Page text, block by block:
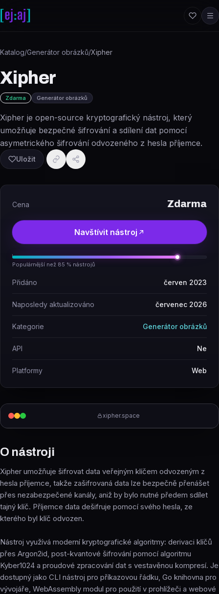
Katalog/Generátor obrázků/Xipher
Xipher
Zdarma Generátor obrázků
Xipher je open-source kryptografický nástroj, který
umožňuje bezpečné šifrování a sdílení dat pomocí
asymetrického šifrování odvozeného z hesla příjemce.
Uložit
xipher.space
O nástroji
Xipher umožňuje šifrovat data veřejným klíčem odvozeným z
hesla příjemce, takže zašifrovaná data lze bezpečně přenášet
přes nezabezpečené kanály, aniž by bylo nutné předem sdílet
tajný klíč. Příjemce data dešifruje pomocí svého hesla, ze
kterého byl klíč odvozen.
Nástroj využívá moderní kryptografické algoritmy: derivaci klíčů
přes Argon2id, post-kvantové šifrování pomocí algoritmu
Kyber1024 a proudové zpracování dat s vestavěnou kompresí. Je
dostupný jako CLI nástroj pro příkazovou řádku, Go knihovna pro
vývojáře, WebAssembly modul pro použití v prohlížeči a webové
Cena Zdarma
Navštívit nástroj
Populárnější než 85 % nástrojů
Přidáno červen 2023
Naposledy aktualizováno červenec 2026
Kategorie Generátor obrázků
API Ne
Platformy Web